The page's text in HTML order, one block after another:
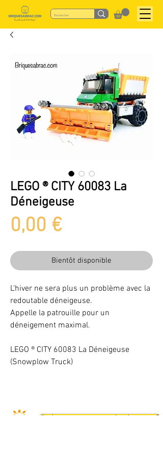
LEGO ® CITY 60083 La
Déneigeuse
0,00 €Prix
Bientôt disponible
L'hiver ne sera plus un problème avec la
redoutable déneigeuse.
Appelle la patrouille pour un
déneigement maximal.
LEGO ® CITY 60083 La Déneigeuse
(Snowplow Truck)
Illuminez vos LEGO® -10% avec le code BAB102025